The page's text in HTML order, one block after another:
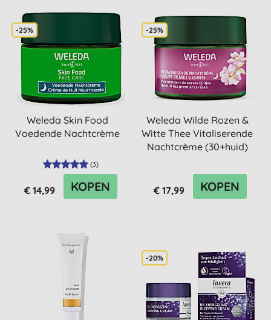
-25%
Weleda Skin Food
Voedende Nachtcrème
(3)
€ 14,99 KOPEN
-25%
Weleda Wilde Rozen &
Witte Thee Vitaliserende
Nachtcrème (30+huid)
€ 17,99 KOPEN
-20%